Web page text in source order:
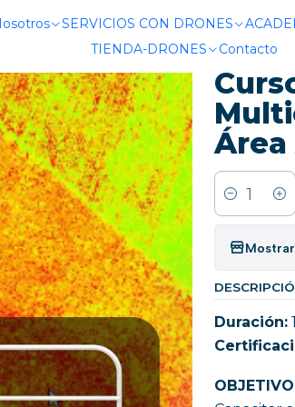
SERVICIOS CON DRONES
TIENDA-DRONES
Contacto
Curso Fotogrametria y
Cantidad
Duración: